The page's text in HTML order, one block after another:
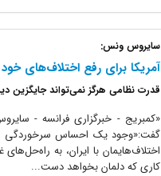
سایروس ونس:
آمریکا برای رفع اختلاف‌های
قدرت نظامی هرگز نمی‌تواند جایگزین
«کمبریج - خبرگزاری فرانسه -
گفت:«وجود یک احساس سرخوردگی
اختلاف‌هایمان با ایران، به
کاری که دلمان بخواهد دست...